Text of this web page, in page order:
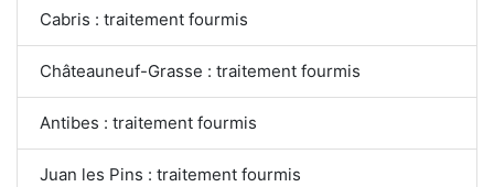
Cabris : traitement fourmis
Châteauneuf-Grasse : traitement fourmis
Antibes : traitement fourmis
Juan les Pins : traitement fourmis